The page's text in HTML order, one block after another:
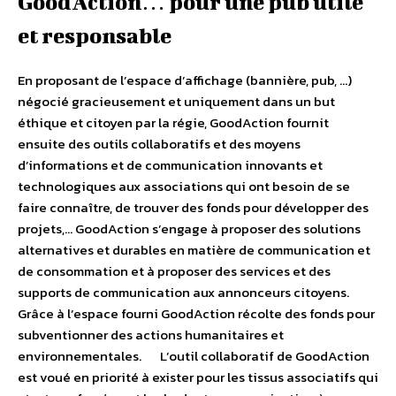
et responsable
En proposant de l’espace d’affichage (bannière, pub, …)
négocié gracieusement et uniquement dans un but
éthique et citoyen par la régie, GoodAction fournit
ensuite des outils collaboratifs et des moyens
d’informations et de communication innovants et
technologiques aux associations qui ont besoin de se
faire connaître, de trouver des fonds pour développer des
projets,… GoodAction s’engage à proposer des solutions
alternatives et durables en matière de communication et
de consommation et à proposer des services et des
supports de communication aux annonceurs citoyens.
Grâce à l’espace fourni GoodAction récolte des fonds pour
subventionner des actions humanitaires et
environnementales. L’outil collaboratif de GoodAction
est voué en priorité à exister pour les tissus associatifs qui